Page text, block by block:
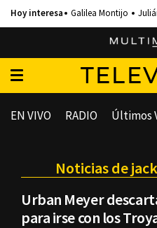
Galilea Montijo
EN VIVO RADIO Últimos
Noticias de
Urban Meyer
para irse con los